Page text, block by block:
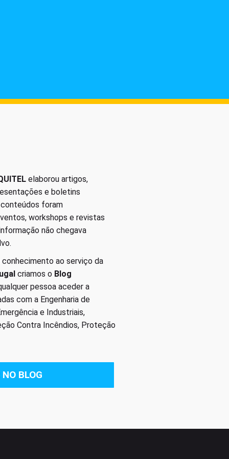
elaborou artigos,
e boletins
foram
workshops e revistas
não chegava
ao serviço da
criamos o Blog
pessoa aceder a
com a Engenharia de
e Industriais,
Contra Incêndios, Proteção
BLOG